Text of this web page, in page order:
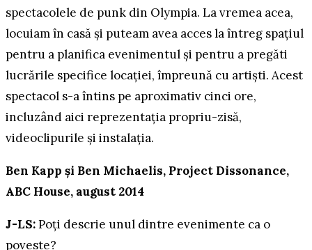
spectacolele de punk din Olympia. La vremea acea,
locuiam în casă și puteam avea acces la întreg spațiul
pentru a planifica evenimentul și pentru a pregăti
lucrările specifice locației, împreună cu artiști. Acest
spectacol s-a întins pe aproximativ cinci ore,
incluzând aici reprezentația propriu-zisă,
videoclipurile și instalația.
Ben Kapp și Ben Michaelis, Project Dissonance,
ABC House, august 2014
J-LS:Poți descrie unul dintre evenimente ca o
poveste?